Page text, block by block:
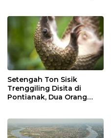
Setengah Ton Sisik
Trenggiling Disita di
Pontianak, Dua Orang